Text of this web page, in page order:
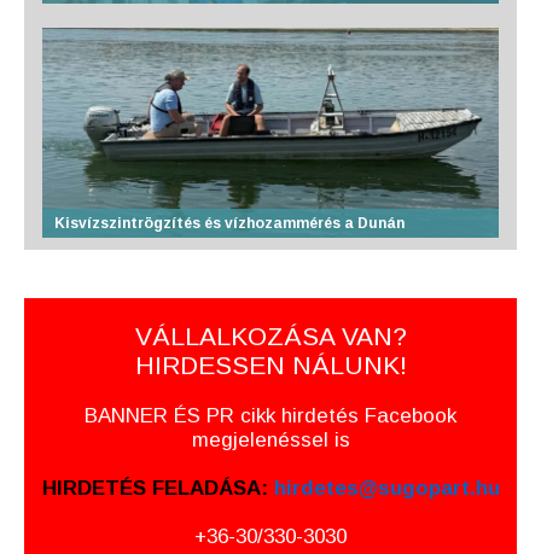
Kisvízszintrögzítés és vízhozammérés a Dunán
VÁLLALKOZÁSA VAN?
HIRDESSEN NÁLUNK!
BANNER ÉS PR cikk hirdetés Facebook
megjelenéssel is
HIRDETÉS FELADÁSA: hirdetes@sugopart.hu
+36-30/330-3030